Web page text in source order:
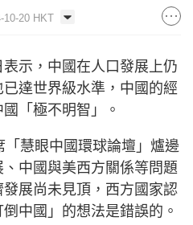
10-20 HKT
示，中國在人口發展上仍
達世界級水準，中國的經
「極不明智」。
慧眼中國環球論壇」爐邊
中國與美西方關係等問題
展尚未見頂，西方國家認
中國」的想法是錯誤的。